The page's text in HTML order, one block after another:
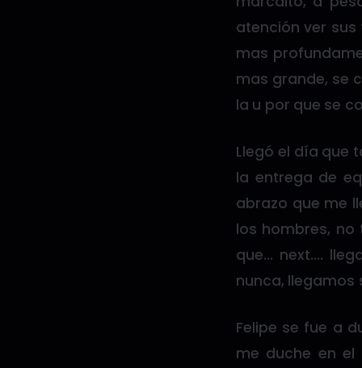
atención ver
mas
mas grande, se
la u por que se
Llegó el día que
la entrega de
abrazo que me
los hombres,
que… next….
nunca, llegamos
Felipe se fue a
me duche en